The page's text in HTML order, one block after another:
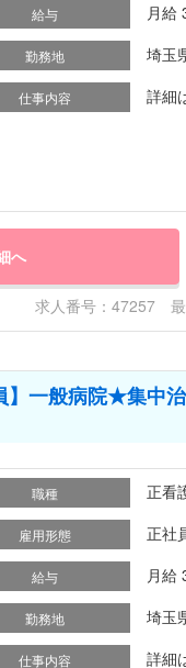
給与 月給
勤務地 埼玉
仕事内容 詳細
へ
求人番号：47257
】一般病院★集中
職種 正看
雇用形態 正社
給与 月給
勤務地 埼玉
仕事内容 詳細